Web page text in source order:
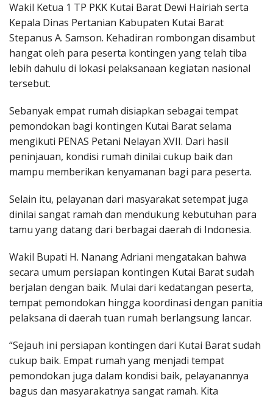
Wakil Ketua 1 TP PKK Kutai Barat Dewi Hairiah serta
Kepala Dinas Pertanian Kabupaten Kutai Barat
Stepanus A. Samson. Kehadiran rombongan disambut
hangat oleh para peserta kontingen yang telah tiba
lebih dahulu di lokasi pelaksanaan kegiatan nasional
tersebut.
Sebanyak empat rumah disiapkan sebagai tempat
pemondokan bagi kontingen Kutai Barat selama
mengikuti PENAS Petani Nelayan XVII. Dari hasil
peninjauan, kondisi rumah dinilai cukup baik dan
mampu memberikan kenyamanan bagi para peserta.
Selain itu, pelayanan dari masyarakat setempat juga
dinilai sangat ramah dan mendukung kebutuhan para
tamu yang datang dari berbagai daerah di Indonesia.
Wakil Bupati H. Nanang Adriani mengatakan bahwa
secara umum persiapan kontingen Kutai Barat sudah
berjalan dengan baik. Mulai dari kedatangan peserta,
tempat pemondokan hingga koordinasi dengan panitia
pelaksana di daerah tuan rumah berlangsung lancar.
“Sejauh ini persiapan kontingen dari Kutai Barat sudah
cukup baik. Empat rumah yang menjadi tempat
pemondokan juga dalam kondisi baik, pelayanannya
bagus dan masyarakatnya sangat ramah. Kita